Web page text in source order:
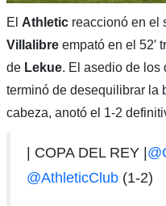
El Athletic reaccionó en el
Villalibre empató en el 52′
de Lekue. El asedio de los
terminó de desequilibrar la
cabeza, anotó el 1-2
| COPA DEL REY |
@AthleticClub(1-2)